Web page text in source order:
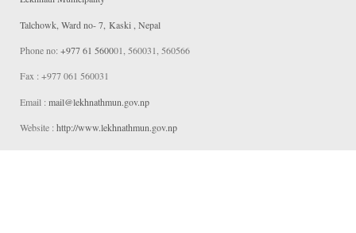
Talchowk, Ward no- 7, Kaski , Nepal
Phone no: +977 61 560001, 560031, 560566
Fax : +977 061 560031
Email : mail@lekhnathmun.gov.np
Website : http://www.lekhnathmun.gov.np